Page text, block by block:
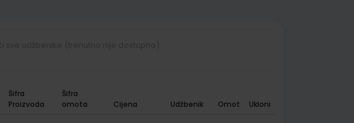
Šifra
Proizvoda
Šifra
omota
Cijena Udžbenik Omot Ukloni